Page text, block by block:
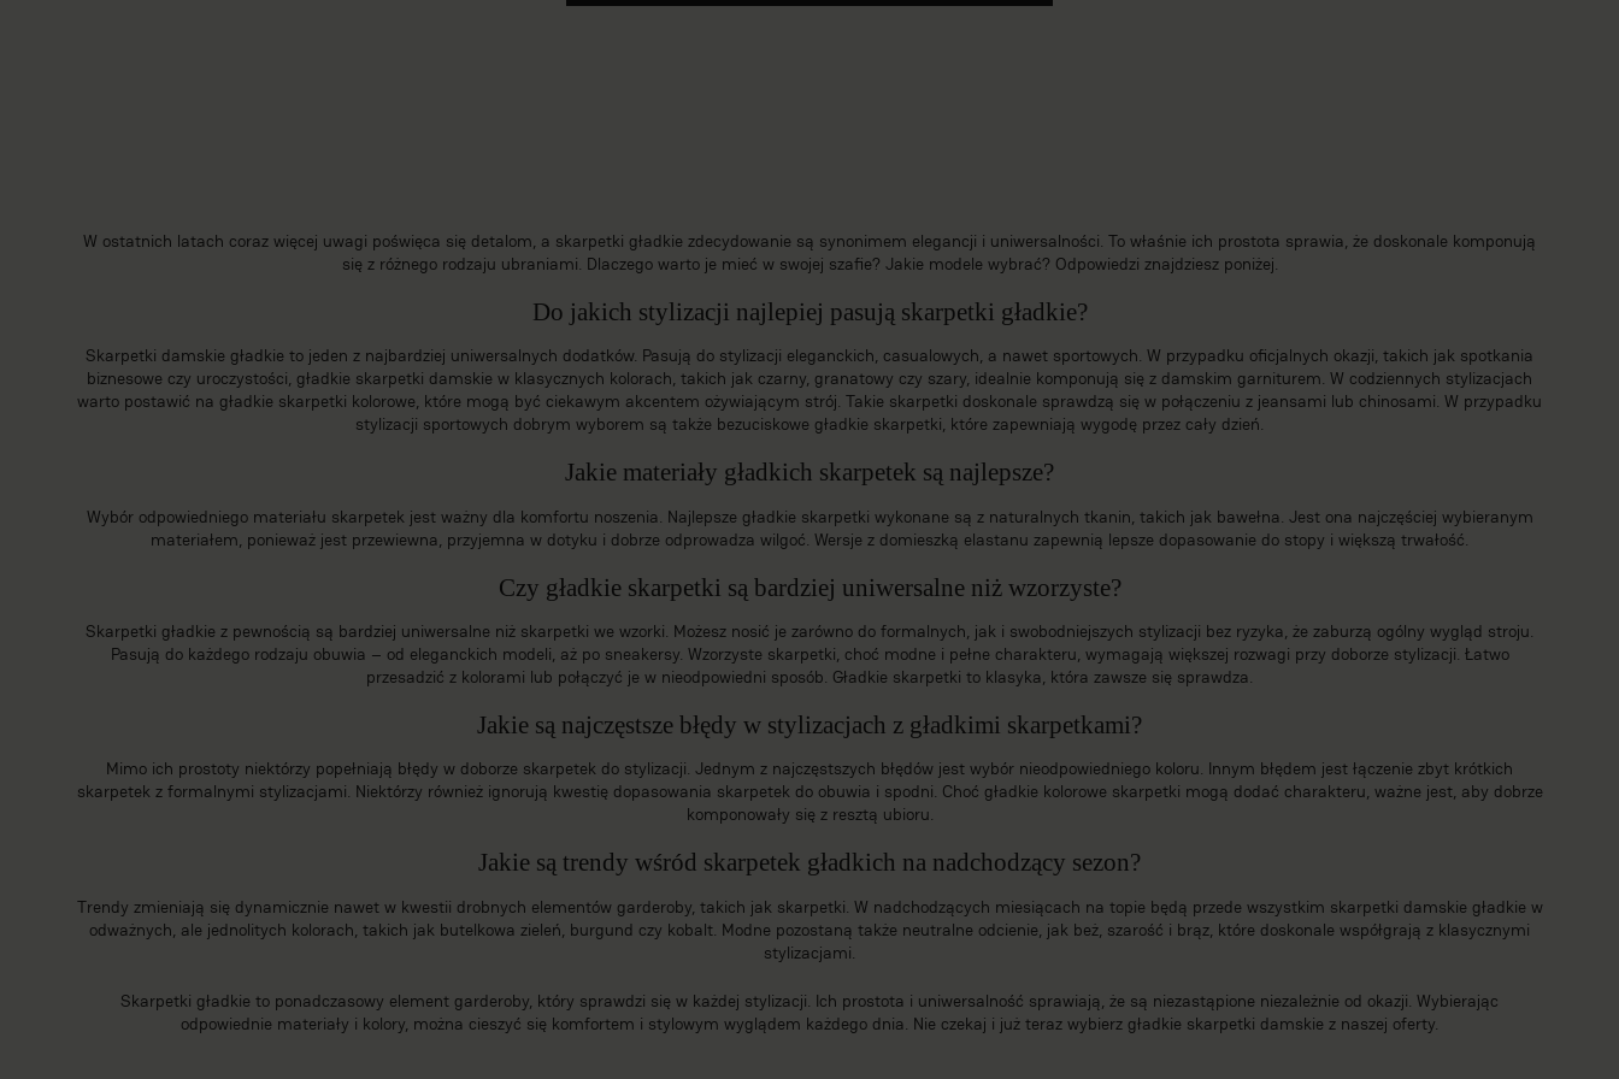
W ostatnich latach coraz więcej uwagi poświęca się detalom, a skarpetki gładkie zdecydowanie są synonimem elegancji i uniwersalności. To właśnie ich prostota sprawia, że doskonale komponują
się z różnego rodzaju ubraniami. Dlaczego warto je mieć w swojej szafie? Jakie modele wybrać? Odpowiedzi znajdziesz poniżej.
Do jakich stylizacji najlepiej pasują skarpetki gładkie?
Skarpetki damskie gładkie to jeden z najbardziej uniwersalnych dodatków. Pasują do stylizacji eleganckich, casualowych, a nawet sportowych. W przypadku oficjalnych okazji, takich jak spotkania
biznesowe czy uroczystości, gładkie skarpetki damskie w klasycznych kolorach, takich jak czarny, granatowy czy szary, idealnie komponują się z damskim garniturem. W codziennych stylizacjach
warto postawić na gładkie skarpetki kolorowe, które mogą być ciekawym akcentem ożywiającym strój. Takie skarpetki doskonale sprawdzą się w połączeniu z jeansami lub chinosami. W przypadku
stylizacji sportowych dobrym wyborem są także bezuciskowe gładkie skarpetki, które zapewniają wygodę przez cały dzień.
Jakie materiały gładkich skarpetek są najlepsze?
Wybór odpowiedniego materiału skarpetek jest ważny dla komfortu noszenia. Najlepsze gładkie skarpetki wykonane są z naturalnych tkanin, takich jak bawełna. Jest ona najczęściej wybieranym
materiałem, ponieważ jest przewiewna, przyjemna w dotyku i dobrze odprowadza wilgoć. Wersje z domieszką elastanu zapewnią lepsze dopasowanie do stopy i większą trwałość.
Czy gładkie skarpetki są bardziej uniwersalne niż wzorzyste?
Skarpetki gładkie z pewnością są bardziej uniwersalne niż skarpetki we wzorki. Możesz nosić je zarówno do formalnych, jak i swobodniejszych stylizacji bez ryzyka, że zaburzą ogólny wygląd stroju.
Pasują do każdego rodzaju obuwia – od eleganckich modeli, aż po sneakersy. Wzorzyste skarpetki, choć modne i pełne charakteru, wymagają większej rozwagi przy doborze stylizacji. Łatwo
przesadzić z kolorami lub połączyć je w nieodpowiedni sposób. Gładkie skarpetki to klasyka, która zawsze się sprawdza.
Jakie są najczęstsze błędy w stylizacjach z gładkimi skarpetkami?
Mimo ich prostoty niektórzy popełniają błędy w doborze skarpetek do stylizacji. Jednym z najczęstszych błędów jest wybór nieodpowiedniego koloru. Innym błędem jest łączenie zbyt krótkich
skarpetek z formalnymi stylizacjami. Niektórzy również ignorują kwestię dopasowania skarpetek do obuwia i spodni. Choć gładkie kolorowe skarpetki mogą dodać charakteru, ważne jest, aby dobrze
komponowały się z resztą ubioru.
Jakie są trendy wśród skarpetek gładkich na nadchodzący sezon?
Trendy zmieniają się dynamicznie nawet w kwestii drobnych elementów garderoby, takich jak skarpetki. W nadchodzących miesiącach na topie będą przede wszystkim skarpetki damskie gładkie w
odważnych, ale jednolitych kolorach, takich jak butelkowa zieleń, burgund czy kobalt. Modne pozostaną także neutralne odcienie, jak beż, szarość i brąz, które doskonale współgrają z klasycznymi
stylizacjami.
Skarpetki gładkie to ponadczasowy element garderoby, który sprawdzi się w każdej stylizacji. Ich prostota i uniwersalność sprawiają, że są niezastąpione niezależnie od okazji. Wybierając
odpowiednie materiały i kolory, można cieszyć się komfortem i stylowym wyglądem każdego dnia. Nie czekaj i już teraz wybierz gładkie skarpetki damskie z naszej oferty.